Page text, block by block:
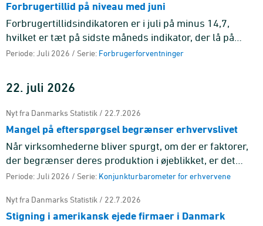
Forbrugertillid på niveau med juni
Forbrugertillidsindikatoren er i juli på minus 14,7,
hvilket er tæt på sidste måneds indikator, der lå på
minus 14,0. Gennemsnittet for de seneste seks
Periode: Juli 2026 / Serie: Forbrugerforventninger
22. juli 2026
Nyt fra Danmarks Statistik / 22.7.2026
Mangel på efterspørgsel begrænser erhvervslivet
Når virksomhederne bliver spurgt, om der er faktorer,
der begrænser deres produktion i øjeblikket, er det
mangel på efterspørgsel, der er den mest udbredte
Periode: Juli 2026 / Serie: Konjunkturbarometer for erhvervene
Nyt fra Danmarks Statistik / 22.7.2026
Stigning i amerikansk ejede firmaer i Danmark